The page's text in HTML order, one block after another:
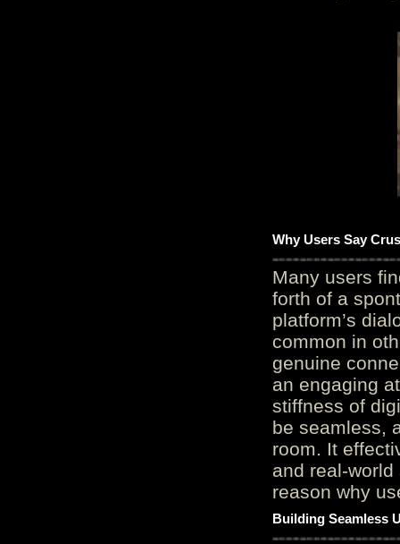
Why Users Say
Many users
forth of a
platform’s
common in
genuine
an engaging
stiffness of
be seamless,
room. It
and real-
reason why
Building Seamless